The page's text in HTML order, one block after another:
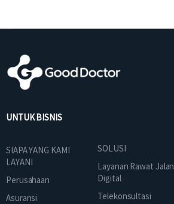
UNTUK BISNIS
SIAPA YANG KAMI
LAYANI
Perusahaan
Asuransi
SOLUSI
Layanan Rawat Jalan
Digital
Telekonsultasi